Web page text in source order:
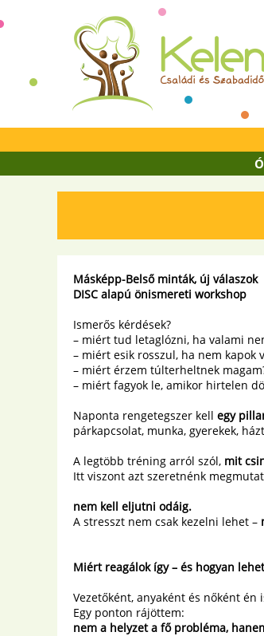
Másképp-Belső minták, új válaszok
DISC alapú önismereti workshop
Ismerős kérdések?
– miért tud letaglózni, ha valami
– miért esik rosszul, ha nem kapok
– miért érzem túlterheltnek
– miért fagyok le, amikor hirtelen
Naponta rengetegszer kell egy
párkapcsolat, munka, gyerekek,
A legtöbb tréning arról szól, mit
Itt viszont azt szeretnénk
nem kell eljutni odáig.
A stresszt nem csak kezelni lehet –
Miért reagálok így – és hogyan
Vezetőként, anyaként és nőként
Egy ponton rájöttem:
nem a helyzet a fő probléma,